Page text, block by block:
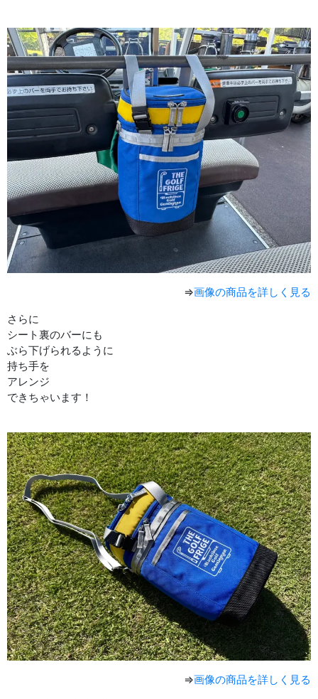
⇒画像の商品を詳しく見る
さらに
シート裏のバーにも
ぶら下げられるように
持ち手を
アレンジ
できちゃいます！
⇒画像の商品を詳しく見る